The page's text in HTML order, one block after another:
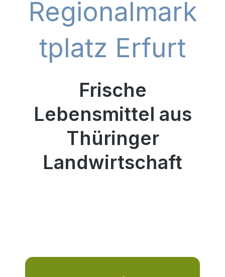
Regionalmark
tplatz Erfurt
Frische
Lebensmittel aus
Thüringer
Landwirtschaft